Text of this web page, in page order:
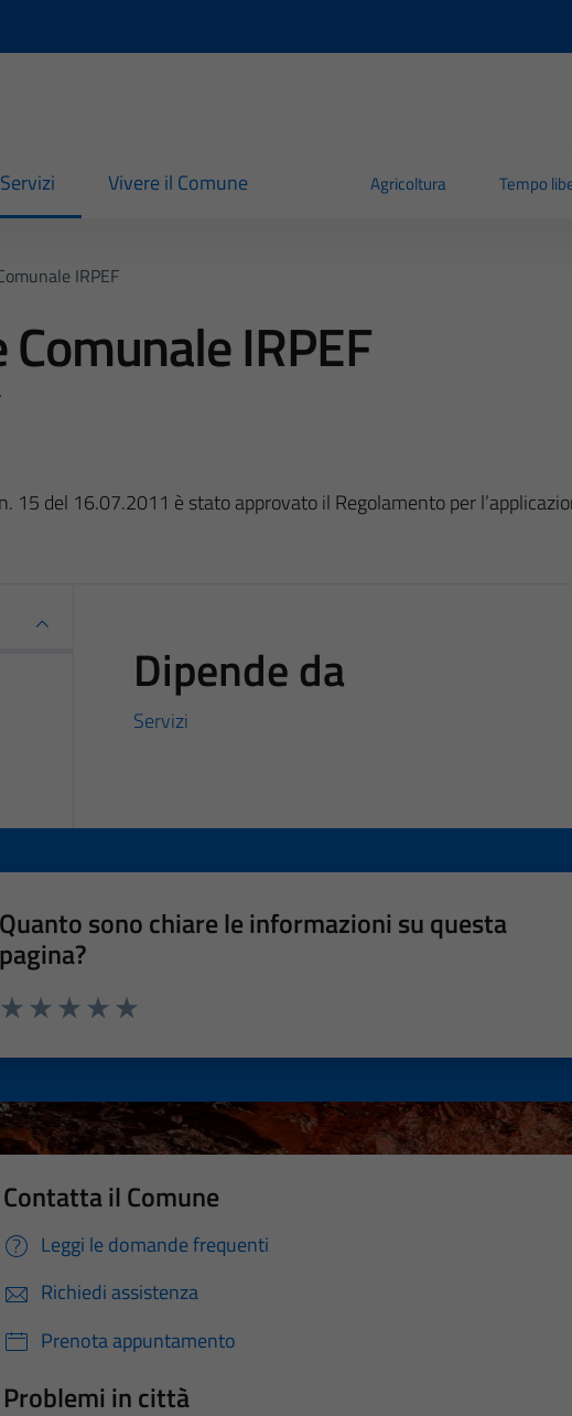
Servizi Vivere il Comune Agricoltura Tempo
IRPEF
IRPEF
15 del 16.07.2011 è stato approvato il Regolamento per
Dipende da
Servizi
Quanto sono chiare le informazioni su questa
pagina?
Contatta il Comune
Leggi le domande frequenti
Richiedi assistenza
Prenota appuntamento
Problemi in città